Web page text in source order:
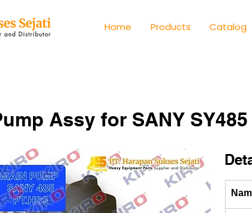
Home Products Catalog
Assy for SANY